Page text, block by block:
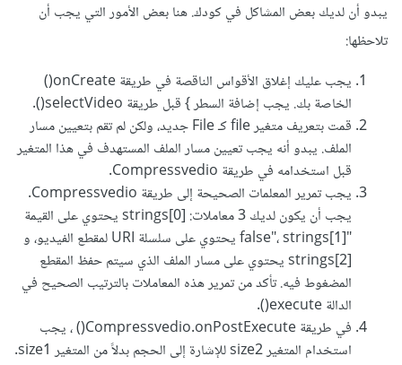
يبدو أن لديك بعض المشاكل في كودك. هنا بعض الأمور التي يجب أن
تلاحظها:
يجب عليك إغلاق الأقواس الناقصة في طريقة onCreate()
الخاصة بك. يجب إضافة السطر } قبل طريقة selectVideo().
قمت بتعريف متغير file كـ File جديد، ولكن لم تقم بتعيين مسار
الملف. يبدو أنه يجب تعيين مسار الملف المستهدف في هذا المتغير
قبل استخدامه في طريقة Compressvedio.
يجب تمرير المعلمات الصحيحة إلى طريقة Compressvedio.
يجب أن يكون لديك 3 معاملات: strings[0] يحتوي على القيمة
"false"، strings[1] يحتوي على سلسلة URI لمقطع الفيديو، و
strings[2] يحتوي على مسار الملف الذي سيتم حفظ المقطع
المضغوط فيه. تأكد من تمرير هذه المعاملات بالترتيب الصحيح في
الدالة execute().
في طريقة Compressvedio.onPostExecute() ، يجب
استخدام المتغير size2 للإشارة إلى الحجم بدلاً من المتغير size1.